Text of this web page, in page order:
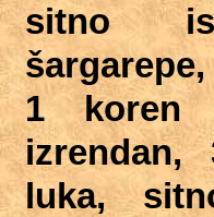
sitno
1 koren
izrendan,
luka,